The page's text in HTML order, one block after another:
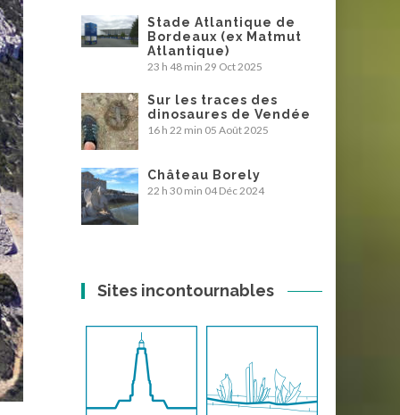
Stade Atlantique de
Bordeaux (ex Matmut
Atlantique)
23 h 48 min 29 Oct 2025
Sur les traces des
dinosaures de Vendée
16 h 22 min 05 Août 2025
Château Borely
22 h 30 min 04 Déc 2024
Sites incontournables